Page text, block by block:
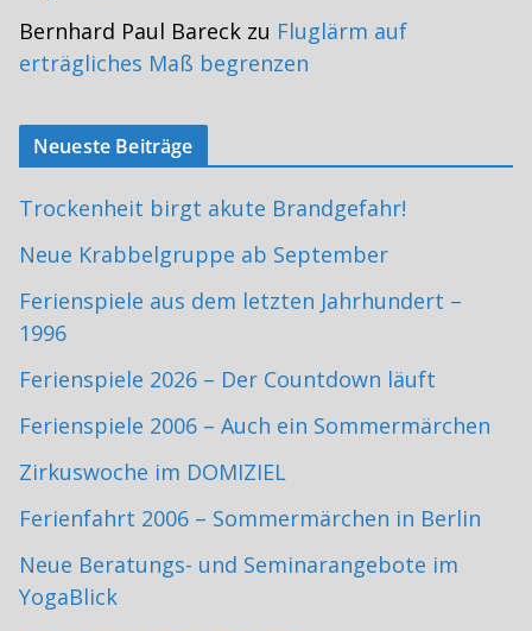
Bernhard Paul Bareck zu Fluglärm auf
erträgliches Maß begrenzen
Neueste Beiträge
Trockenheit birgt akute Brandgefahr!
Neue Krabbelgruppe ab September
Ferienspiele aus dem letzten Jahrhundert –
1996
Ferienspiele 2026 – Der Countdown läuft
Ferienspiele 2006 – Auch ein Sommermärchen
Zirkuswoche im DOMIZIEL
Ferienfahrt 2006 – Sommermärchen in Berlin
Neue Beratungs- und Seminarangebote im
YogaBlick